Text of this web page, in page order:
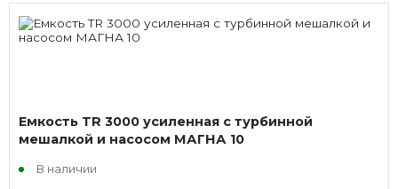
Емкость TR 3000 усиленная с турбинной
мешалкой и насосом МАГНА 10
В наличии